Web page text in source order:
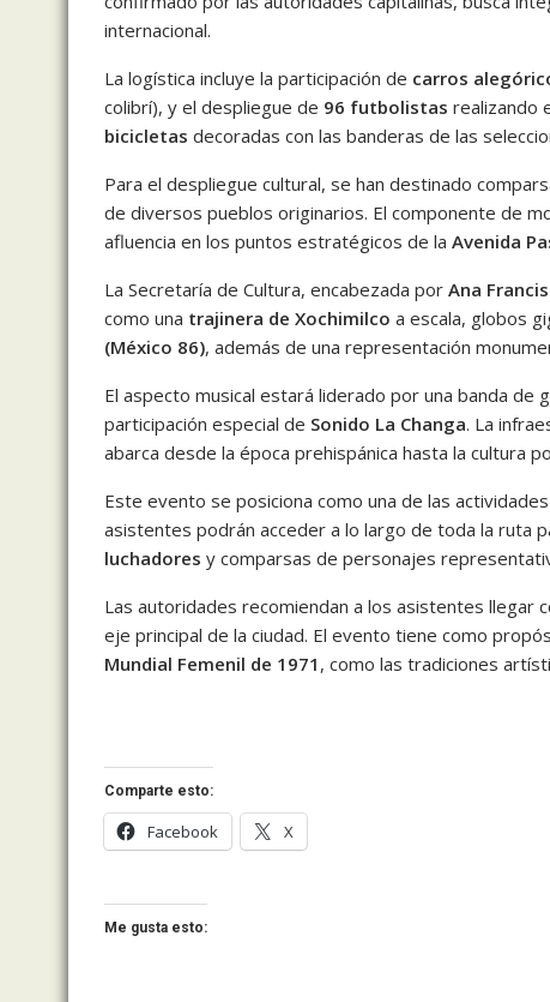
internacional.
La logística incluye la participación de carros
colibrí), y el despliegue de 96 futbolistas realizando
bicicletas decoradas con las banderas de las
Para el despliegue cultural, se han destinado
de diversos pueblos originarios. El componente de
afluencia en los puntos estratégicos de la Avenida
La Secretaría de Cultura, encabezada por Ana
como una trajinera de Xochimilco a escala, globos
(México 86), además de una representación
El aspecto musical estará liderado por una banda de
participación especial de Sonido La Changa. La
abarca desde la época prehispánica hasta la cultura
Este evento se posiciona como una de las
asistentes podrán acceder a lo largo de toda la ruta
luchadores y comparsas de personajes
Las autoridades recomiendan a los asistentes llegar
eje principal de la ciudad. El evento tiene como
Mundial Femenil de 1971 , como las tradiciones
Comparte esto:
Facebook X
Me gusta esto: